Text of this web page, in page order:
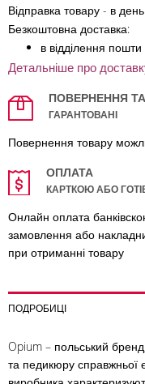
Відправка товару - в
Безкоштовна доставка:
в відділення пошти
Детальніше про
ПОВЕРНЕННЯ
ГАРАНТОВАНІ
Повернення товару
ОПЛАТА
КАРТКОЮ АБО
Онлайн оплата
замовлення або
при отриманні товару
ПОДРОБИЦІ
Opium – польський
та педикюру справжньої